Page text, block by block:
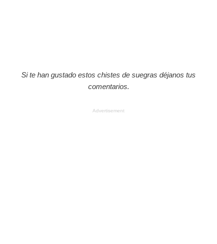
Si te han gustado estos chistes de suegras déjanos tus
comentarios.
Advertisement